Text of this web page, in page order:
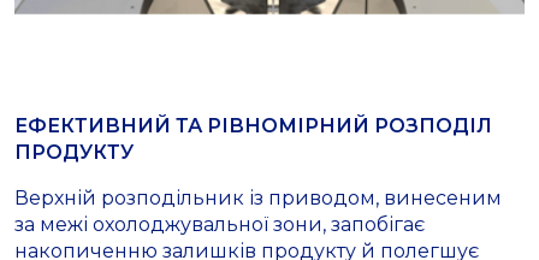
ЕФЕКТИВНИЙ ТА РІВНОМІРНИЙ РОЗПОДІЛ
ПРОДУКТУ
Верхній розподільник із приводом, винесеним
за межі охолоджувальної зони, запобігає
накопиченню залишків продукту й полегшує